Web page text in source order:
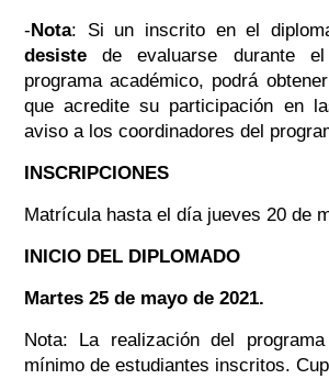
- Nota: Si un inscrito en el
desistede evaluarse durante el
programa académico, podrá
que acredite su participación en
aviso a los coordinadores del
INSCRIPCIONES
Matrícula hasta el día jueves 20 de
INICIO DEL DIPLOMADO
Martes 25 de mayo de 2021.
Nota: La realización del
mínimo de estudiantes inscritos.